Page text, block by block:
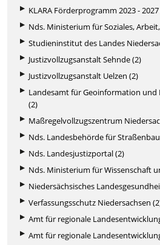
KLARA Förderprogramm 2023 - 2027
Nds. Ministerium für Soziales,
Studieninstitut des Landes
Justizvollzugsanstalt Sehnde (2)
Justizvollzugsanstalt Uelzen (2)
Landesamt für Geoinformation und
(2)
Maßregelvollzugszentrum
Nds. Landesbehörde für
Nds. Landesjustizportal (2)
Nds. Ministerium für Wissenschaft
Niedersächsisches
Verfassungsschutz Niedersachsen
Amt für regionale
Amt für regionale